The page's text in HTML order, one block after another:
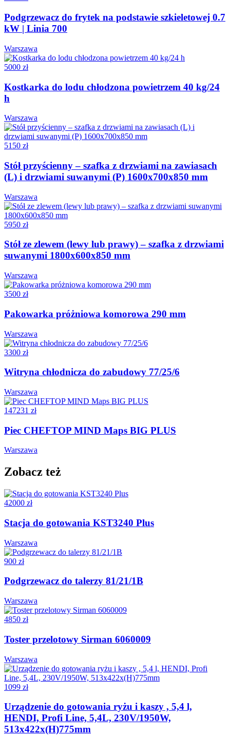
Podgrzewacz do frytek na podstawie szkieletowej 0.7
kW | Linia 700
Warszawa
5000 zł
Kostkarka do lodu chłodzona powietrzem 40 kg/24
h
Warszawa
5150 zł
Stół przyścienny – szafka z drzwiami na zawiasach
(L) i drzwiami suwanymi (P) 1600x700x850 mm
Warszawa
5950 zł
Stół ze zlewem (lewy lub prawy) – szafka z drzwiami
suwanymi 1800x600x850 mm
Warszawa
3500 zł
Pakowarka próżniowa komorowa 290 mm
Warszawa
3300 zł
Witryna chłodnicza do zabudowy 77/25/6
Warszawa
147231 zł
Piec CHEFTOP MIND Maps BIG PLUS
Warszawa
Zobacz też
42000 zł
Stacja do gotowania KST3240 Plus
Warszawa
900 zł
Podgrzewacz do talerzy 81/21/1B
Warszawa
4850 zł
Toster przelotowy Sirman 6060009
Warszawa
1099 zł
Urządzenie do gotowania ryżu i kaszy , 5,4 l,
HENDI, Profi Line, 5,4L, 230V/1950W,
513x422x(H)775mm